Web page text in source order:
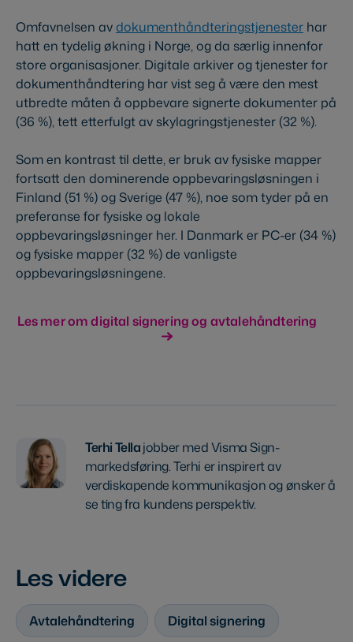
Omfavnelsen avdokumenthåndteringstjenester har
hatt en tydelig økning i Norge, og da særlig innenfor
store organisasjoner. Digitale arkiver og tjenester for
dokumenthåndtering har vist seg å være den mest
utbredte måten å oppbevare signerte dokumenter på
(36 %), tett etterfulgt av skylagringstjenester (32 %).
Som en kontrast til dette, er bruk av fysiske mapper
fortsatt den dominerende oppbevaringsløsningen i
Finland (51 %) og Sverige (47 %), noe som tyder på en
preferanse for fysiske og lokale
oppbevaringsløsninger her. I Danmark er PC-er (34 %)
og fysiske mapper (32 %) de vanligste
oppbevaringsløsningene.
Les mer om digital signering og avtalehåndtering
Terhi Tellajobber med Visma Sign-
markedsføring. Terhi er inspirert av
verdiskapende kommunikasjon og ønsker å
se ting fra kundens perspektiv.
Les videre
Avtalehåndtering Digital signering